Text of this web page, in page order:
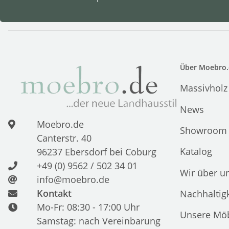
Moebro.de
Canterstr. 40
96237 Ebersdorf bei Coburg
+49 (0) 9562 / 502 34 01
info@moebro.de
Kontakt
Mo-Fr: 08:30 - 17:00 Uhr
Samstag: nach Vereinbarung
Über
News
Showroom
Katalog
Wir über
Unsere